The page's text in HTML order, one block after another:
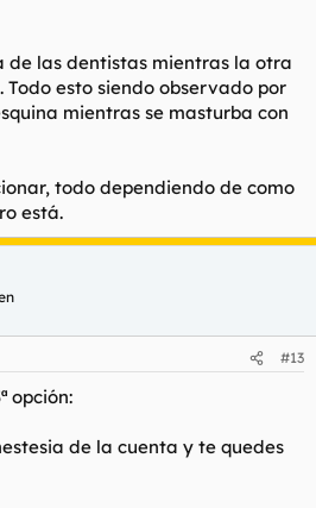
de las dentistas mientras la otra
esto siendo observado por
mientras se masturba con
todo dependiendo de como
está.
#13
opción:
de la cuenta y te quedes